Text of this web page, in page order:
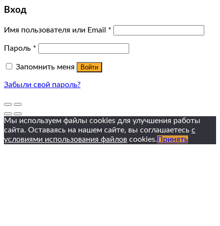
Вход
Имя пользователя или Email *
Пароль *
Запомнить меня Войти
Забыли свой пароль?
Мы используем файлы cookies для улучшения работы
сайта. Оставаясь на нашем сайте, вы соглашаетесь с
условиями использования файлов cookies. Принять